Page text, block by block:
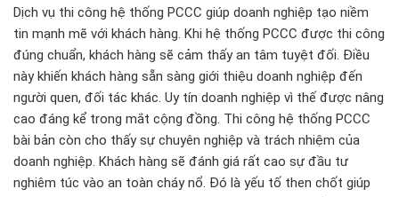
Dịch vụ thi công hệ thống PCCC giúp doanh nghiệp tạo niềm
tin mạnh mẽ với khách hàng. Khi hệ thống PCCC được thi công
đúng chuẩn, khách hàng sẽ cảm thấy an tâm tuyệt đối. Điều
này khiến khách hàng sẵn sàng giới thiệu doanh nghiệp đến
người quen, đối tác khác. Uy tín doanh nghiệp vì thế được nâng
cao đáng kể trong mắt cộng đồng. Thi công hệ thống PCCC
bài bản còn cho thấy sự chuyên nghiệp và trách nhiệm của
doanh nghiệp. Khách hàng sẽ đánh giá rất cao sự đầu tư
nghiêm túc vào an toàn cháy nổ. Đó là yếu tố then chốt giúp